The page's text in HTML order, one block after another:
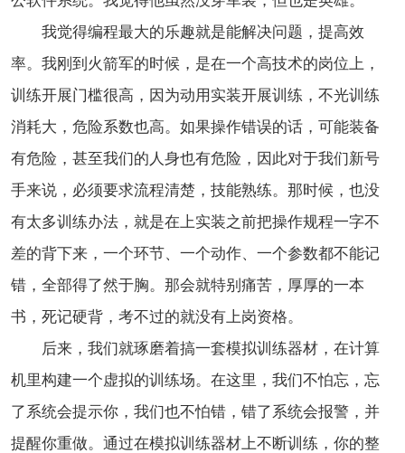
我觉得编程最大的乐趣就是能解决问题，提高效
率。我刚到火箭军的时候，是在一个高技术的岗位上，
训练开展门槛很高，因为动用实装开展训练，不光训练
消耗大，危险系数也高。如果操作错误的话，可能装备
有危险，甚至我们的人身也有危险，因此对于我们新号
手来说，必须要求流程清楚，技能熟练。那时候，也没
有太多训练办法，就是在上实装之前把操作规程一字不
差的背下来，一个环节、一个动作、一个参数都不能记
错，全部得了然于胸。那会就特别痛苦，厚厚的一本
书，死记硬背，考不过的就没有上岗资格。
后来，我们就琢磨着搞一套模拟训练器材，在计算
机里构建一个虚拟的训练场。在这里，我们不怕忘，忘
了系统会提示你，我们也不怕错，错了系统会报警，并
提醒你重做。通过在模拟训练器材上不断训练，你的整